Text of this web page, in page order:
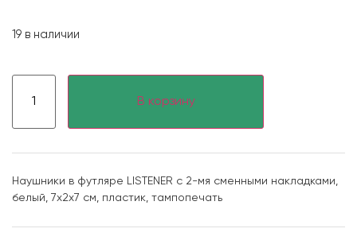
19 в наличии
В корзину
Наушники в футляре LISTENER с 2-мя сменными накладками,
белый, 7х2х7 см, пластик, тампопечать